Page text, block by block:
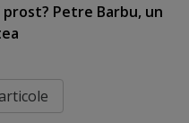
Petre Barbu, un